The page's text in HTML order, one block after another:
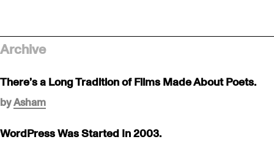
Archive
There’s a Long Tradition of Films Made About Poets.
byAsham
WordPress Was Started In 2003.